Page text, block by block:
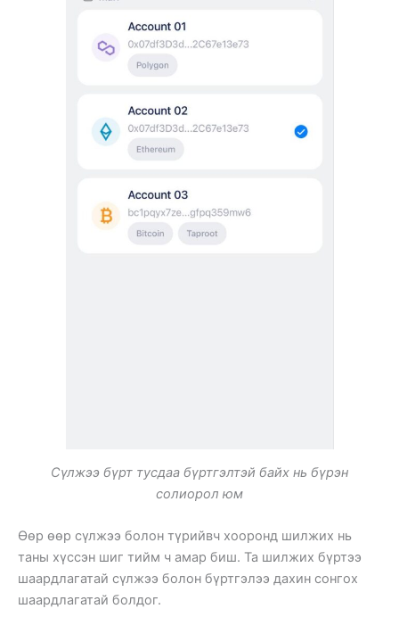
Сүлжээ бүрт тусдаа бүртгэлтэй байх нь бүрэн
солиорол юм
Өөр өөр сүлжээ болон түрийвч хооронд шилжих нь
таны хүссэн шиг тийм ч амар биш. Та шилжих бүртээ
шаардлагатай сүлжээ болон бүртгэлээ дахин сонгох
шаардлагатай болдог.